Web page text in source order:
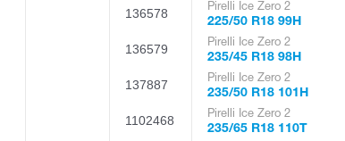
136578 Pirelli Ice Zero 2
225/50 R18 99H
136579 Pirelli Ice Zero 2
235/45 R18 98H
137887 Pirelli Ice Zero 2
235/50 R18 101H
1102468 Pirelli Ice Zero 2
235/65 R18 110T